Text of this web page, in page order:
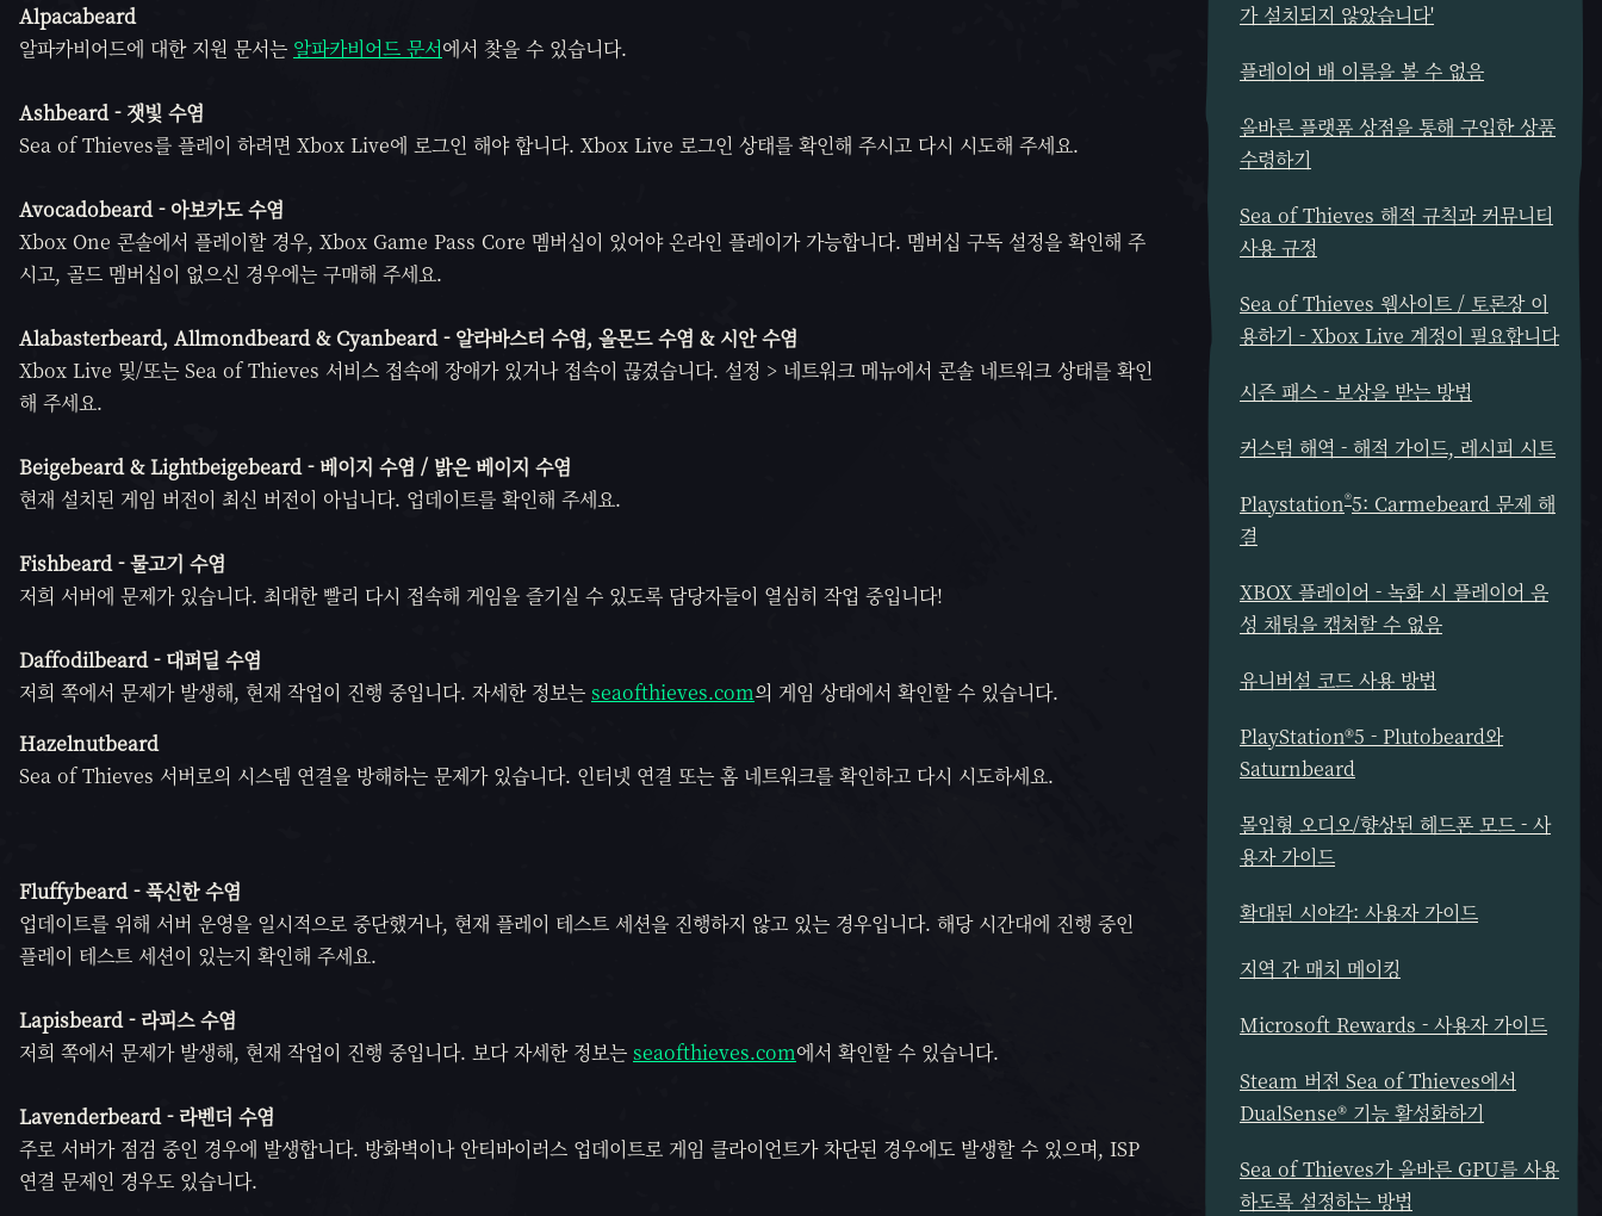
Alpacabeard
알파카비어드에 대한 지원 문서는 알파카비어드 문서에서 찾을 수 있습니다.
Ashbeard - 잿빛 수염
Sea of Thieves를 플레이 하려면 Xbox Live에 로그인 해야 합니다. Xbox Live 로그인 상태를 확인해 주시고 다시 시도해 주세요.
Avocadobeard - 아보카도 수염
Xbox One 콘솔에서 플레이할 경우, Xbox Game Pass Core 멤버십이 있어야 온라인 플레이가 가능합니다. 멤버십 구독 설정을 확인해 주
시고, 골드 멤버십이 없으신 경우에는 구매해 주세요.
Alabasterbeard, Allmondbeard &Cyanbeard - 알라바스터 수염, 올몬드 수염 & 시안 수염
Xbox Live 및/또는 Sea of Thieves 서비스 접속에 장애가 있거나 접속이 끊겼습니다. 설정 > 네트워크 메뉴에서 콘솔 네트워크 상태를 확인
해 주세요.
Beigebeard &Lightbeigebeard -베이지 수염 / 밝은 베이지 수염
현재 설치된 게임 버전이 최신 버전이 아닙니다. 업데이트를 확인해 주세요.
Fishbeard -물고기 수염
저희 서버에 문제가 있습니다. 최대한 빨리 다시 접속해 게임을 즐기실 수 있도록 담당자들이 열심히 작업 중입니다!
Daffodilbeard - 대퍼딜 수염
저희 쪽에서 문제가 발생해, 현재 작업이 진행 중입니다. 자세한 정보는 seaofthieves.com의 게임 상태에서 확인할 수 있습니다.
Hazelnutbeard
Sea of Thieves 서버로의 시스템 연결을 방해하는 문제가 있습니다. 인터넷 연결 또는 홈 네트워크를 확인하고 다시 시도하세요.
Fluffybeard -푹신한 수염
업데이트를 위해 서버 운영을 일시적으로 중단했거나, 현재 플레이 테스트 세션을 진행하지 않고 있는 경우입니다. 해당 시간대에 진행 중인
플레이 테스트 세션이 있는지 확인해 주세요.
Lapisbeard - 라피스 수염
저희 쪽에서 문제가 발생해, 현재 작업이 진행 중입니다. 보다 자세한 정보는 seaofthieves.com에서 확인할 수 있습니다.
Lavenderbeard - 라벤더 수염
주로 서버가 점검 중인 경우에 발생합니다. 방화벽이나 안티바이러스 업데이트로 게임 클라이언트가 차단된 경우에도 발생할 수 있으며, ISP
연결 문제인 경우도 있습니다.
가 설치되지 않았습니다'
플레이어 배 이름을 볼 수 없음
올바른 플랫폼 상점을 통해 구입한 상품
수령하기
Sea of Thieves 해적 규칙과 커뮤니티
사용 규정
Sea of Thieves 웹사이트 / 토론장 이
용하기 - Xbox Live 계정이 필요합니다
시즌 패스 - 보상을 받는 방법
커스텀 해역 - 해적 가이드, 레시피 시트
Playstation®5: Carmebeard 문제 해
결
XBOX 플레이어 - 녹화 시 플레이어 음
성 채팅을 캡처할 수 없음
유니버설 코드 사용 방법
PlayStation®5 - Plutobeard와
Saturnbeard
몰입형 오디오/향상된 헤드폰 모드 - 사
용자 가이드
확대된 시야각: 사용자 가이드
지역 간 매치 메이킹
Microsoft Rewards - 사용자 가이드
Steam 버전 Sea of Thieves에서
DualSense® 기능 활성화하기
Sea of Thieves가 올바른 GPU를 사용
하도록 설정하는 방법